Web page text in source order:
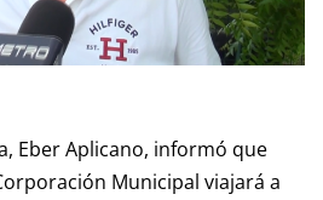
Eber Aplicano, informó que
Municipal viajará a